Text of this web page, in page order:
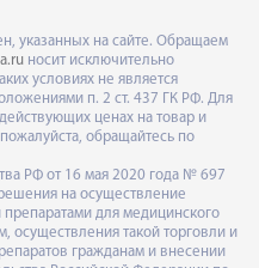
указанных на сайте. Обращаем
носит исключительно
условиях не является
п. 2 ст. 437 ГК РФ. Для
ценах на товар и
обращайтесь по
РФ от 16 мая 2020 года № 697
на осуществление
для медицинского
осуществления такой торговли и
гражданам и внесении